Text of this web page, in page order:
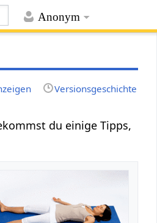
Anonym
Versionsgeschichte
du einige Tipps,